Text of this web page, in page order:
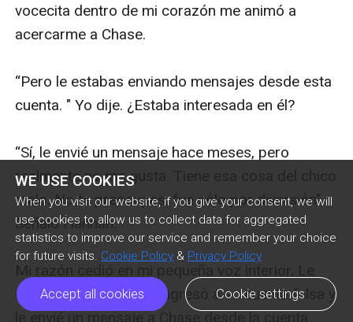
WE USE COOKIES
When you visit our website, if you give your consent, we will
use cookies to allow us to collect data for aggregated
statistics to improve our service and remember your choice
for future visits. Cookie Policy & Privacy Policy
Accept all cookies Cookie settings
vocecita dentro de mi corazón me animó a
acercarme a Chase.
“Pero le estabas enviando mensajes desde esta
cuenta. " Yo dije. ¿Estaba interesada en él?
“Sí, le envié un mensaje hace meses, pero
realmente no me gusta. Tiene esa cosa del chico
malo. No te preocupes, fue sólo por diversión".
Señaló Hannah.
entregué mi teléfono. Ingresó a su cuenta falsa y